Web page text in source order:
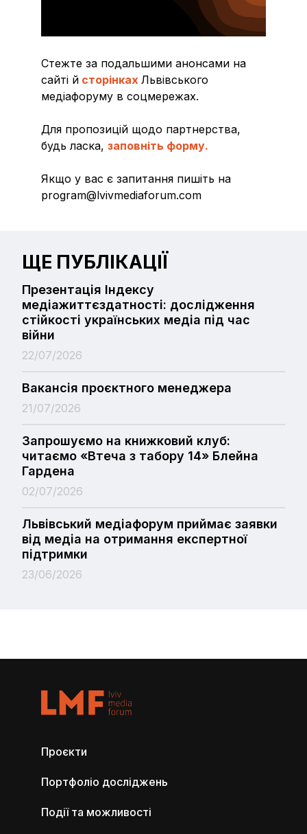
Стежте за подальшими анонсами на
сайті й сторінках Львівського
медіафоруму в соцмережах.
Для пропозицій щодо партнерства,
будь ласка, заповніть форму.
Якщо у вас є запитання пишіть на
program@lvivmediaforum.com
ЩЕ ПУБЛІКАЦІЇ
Презентація Індексу
медіажиттєздатності: дослідження
стійкості українських медіа під час
війни
22/07/2026
Вакансія проєктного менеджера
21/07/2026
Запрошуємо на книжковий клуб:
читаємо «Втеча з табору 14» Блейна
Гардена
02/07/2026
Львівський медіафорум приймає заявки
від медіа на отримання експертної
підтримки
23/06/2026
Проєкти
Портфоліо досліджень
Події та можливості